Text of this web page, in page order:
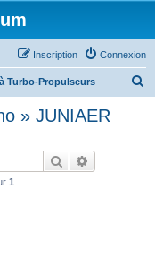
Connexion
Inscription
Turbo-Propulseurs
» JUNIAER
Rechercher
1